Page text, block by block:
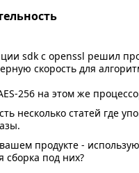
sdk с openssl решил
скорость для
256 на этом же
несколько статей где
продукте -
сборка под них?